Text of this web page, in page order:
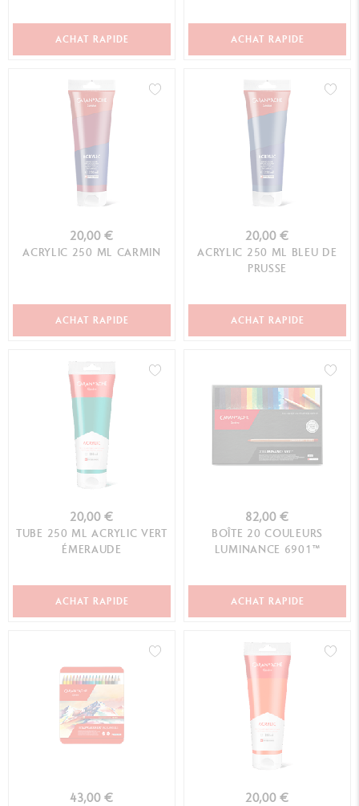
ACHAT RAPIDE ACHAT RAPIDE
20,00 €
ACRYLIC 250 ML CARMIN
ACHAT RAPIDE
20,00 €
ACRYLIC 250 ML BLEU DE
PRUSSE
ACHAT RAPIDE
20,00 €
TUBE 250 ML ACRYLIC VERT
ÉMERAUDE
ACHAT RAPIDE
82,00 €
BOÎTE 20 COULEURS
LUMINANCE 6901™
ACHAT RAPIDE
43,00 € 20,00 €